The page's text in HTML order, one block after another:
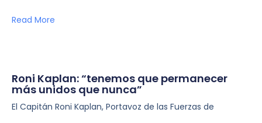
Read More
Roni Kaplan: “tenemos que permanecer
más unidos que nunca”
El Capitán Roni Kaplan, Portavoz de las Fuerzas de